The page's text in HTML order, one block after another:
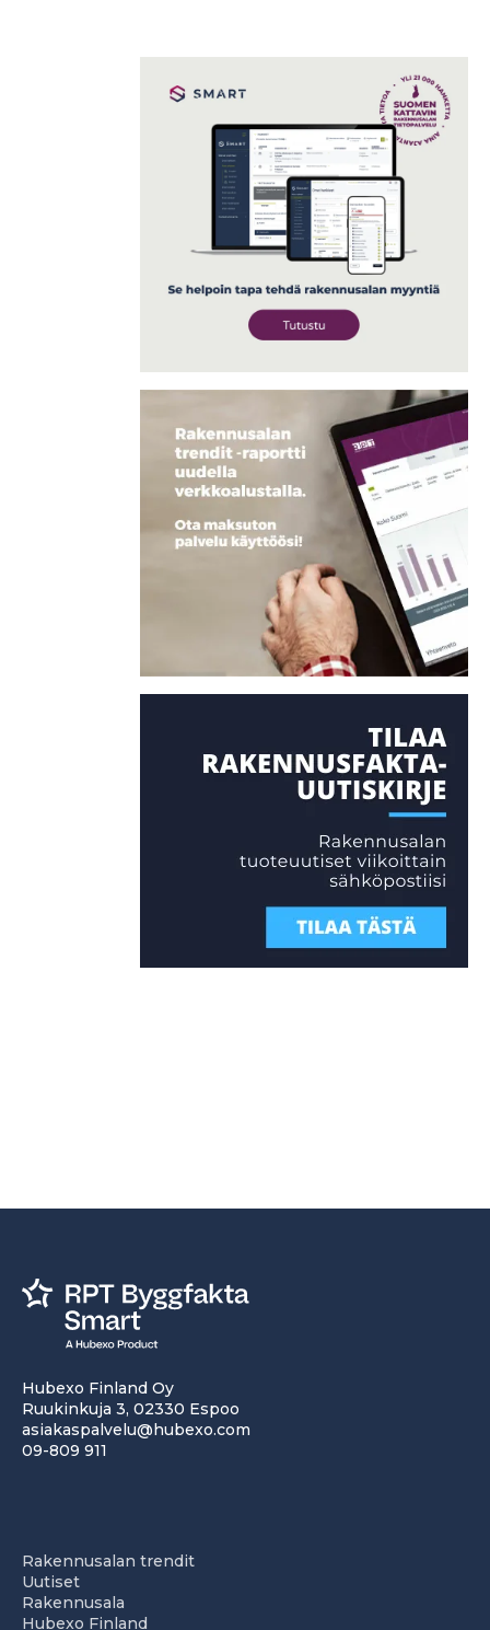
Hubexo Finland Oy
Ruukinkuja 3, 02330 Espoo
asiakaspalvelu@hubexo.com
09-809 911
Rakennusalan trendit
Uutiset
Rakennusala
Hubexo Finland